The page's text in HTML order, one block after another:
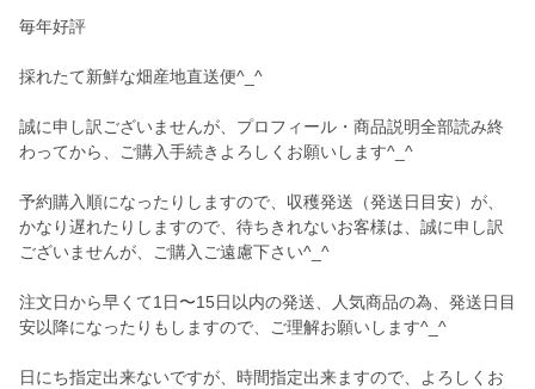
毎年好評
採れたて新鮮な畑産地直送便^_^
誠に申し訳ございませんが、プロフィール・商品説明全部読み終
わってから、ご購入手続きよろしくお願いします^_^
予約購入順になったりしますので、収穫発送（発送日目安）が、
かなり遅れたりしますので、待ちきれないお客様は、誠に申し訳
ございませんが、ご購入ご遠慮下さい^_^
注文日から早くて1日〜15日以内の発送、人気商品の為、発送日目
安以降になったりもしますので、ご理解お願いします^_^
日にち指定出来ないですが、時間指定出来ますので、よろしくお